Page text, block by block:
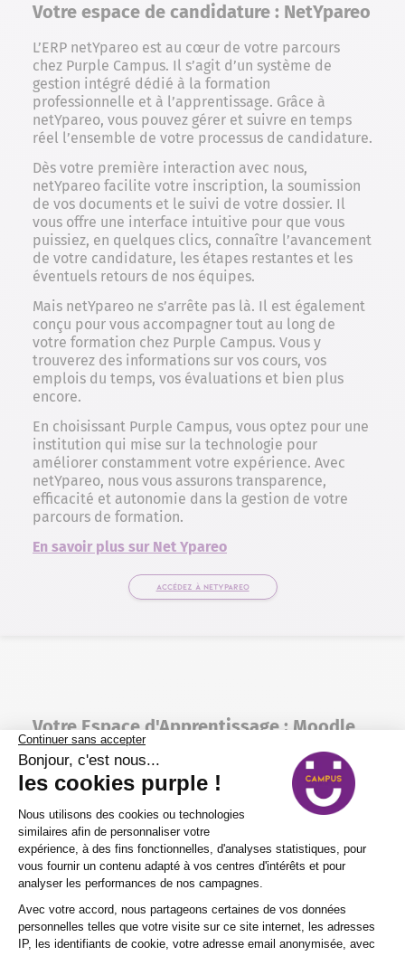
Votre espace de candidature : NetYpareo
L’ERP netYpareo est au cœur de votre parcours
chez Purple Campus. Il s’agit d’un système de
gestion intégré dédié à la formation
professionnelle et à l’apprentissage. Grâce à
netYpareo, vous pouvez gérer et suivre en temps
réel l’ensemble de votre processus de candidature.
Dès votre première interaction avec nous,
netYpareo facilite votre inscription, la soumission
de vos documents et le suivi de votre dossier. Il
vous offre une interface intuitive pour que vous
puissiez, en quelques clics, connaître l’avancement
de votre candidature, les étapes restantes et les
éventuels retours de nos équipes.
Mais netYpareo ne s’arrête pas là. Il est également
conçu pour vous accompagner tout au long de
votre formation chez Purple Campus. Vous y
trouverez des informations sur vos cours, vos
emplois du temps, vos évaluations et bien plus
encore.
En choisissant Purple Campus, vous optez pour une
institution qui mise sur la technologie pour
améliorer constamment votre expérience. Avec
netYpareo, nous vous assurons transparence,
efficacité et autonomie dans la gestion de votre
parcours de formation.
En savoir plus sur Net Ypareo
ACCÉDEZ À NETYPAREO
(NOUVELLE FENÊTRE)
Votre Espace d'Apprentissage : Moodle
Moodle est votre plateforme d’apprentissage en
ligne chez Purple Campus. C’est l’outil idéal pour
accéder à l’ensemble de vos cours, retrouver des
ressources pédagogiques essentielles, réaliser des
exercices, et échanger avec vos formateurs ainsi
qu’avec vos pairs. Grâce à Moodle, vous avez tout
ce dont vous avez besoin pour réussir votre
formation, où que vous soyez et à tout moment.
Accédez directement à votre espace personnel sur
Moodle et plongez dans vos modules de formation.